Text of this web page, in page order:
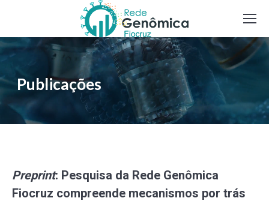
Publicações
Preprint: Pesquisa da Rede Genômica
Fiocruz compreende mecanismos por trás